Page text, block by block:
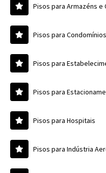
Pisos para Armazéns
Pisos para Condomínios
Pisos para
Pisos para
Pisos para Hospitais
Pisos para Indústria